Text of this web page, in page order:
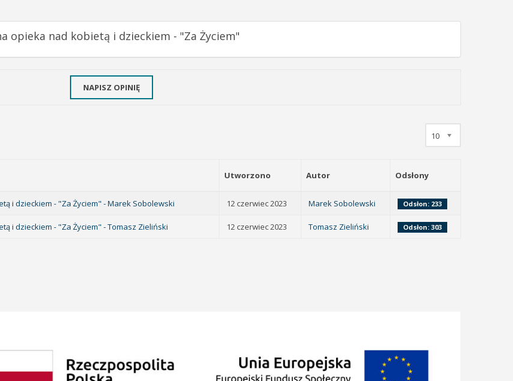
opieka nad kobietą i dzieckiem - "Za Życiem"
NAPISZ OPINIĘ
10
Utworzono Autor Odsłony
i dzieckiem - "Za Życiem" - Marek Sobolewski 12 czerwiec 2023 Marek Sobolewski Odsłon: 233
i dzieckiem - "Za Życiem" - Tomasz Zieliński 12 czerwiec 2023 Tomasz Zieliński Odsłon: 303